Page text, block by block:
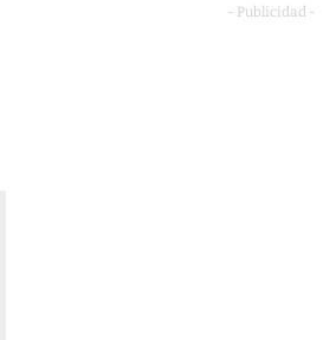
- Publicidad -